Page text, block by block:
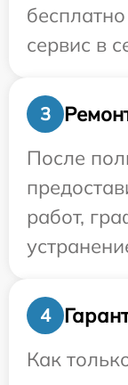
сервис в
3
После
работ,
4
Как